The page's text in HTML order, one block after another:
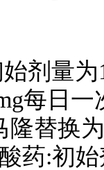
剂量
每日
隆替换
药:初